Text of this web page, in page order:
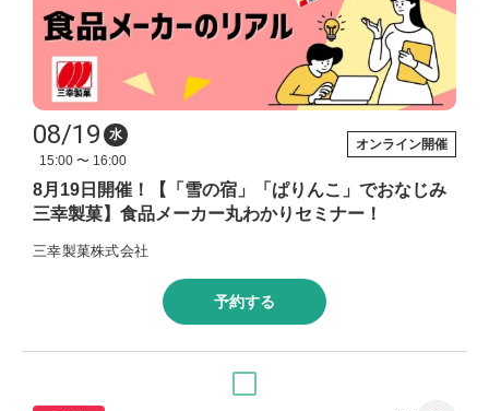
08/19
水
15:00 〜 16:00
オンライン開催
8月19日開催！【「雪の宿」「ぱりんこ」でおなじみ
三幸製菓】食品メーカー丸わかりセミナー！
三幸製菓株式会社
予約する